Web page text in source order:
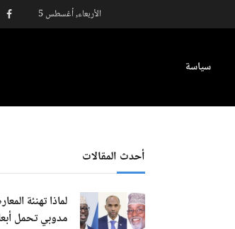
الأربعاء, أغسطس 5
سياسة
أحدث المقالات
لماذا تهنئة
مدوبي تحمل